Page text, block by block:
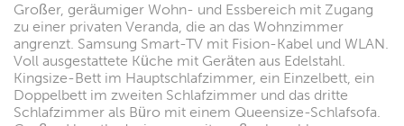
Großer, geräumiger Wohn- und Essbereich mit Zugang
zu einer privaten Veranda, die an das Wohnzimmer
angrenzt. Samsung Smart-TV mit Fision-Kabel und WLAN.
Voll ausgestattete Küche mit Geräten aus Edelstahl.
Kingsize-Bett im Hauptschlafzimmer, ein Einzelbett, ein
Doppelbett im zweiten Schlafzimmer und das dritte
Schlafzimmer als Büro mit einem Queensize-Schlafsofa.